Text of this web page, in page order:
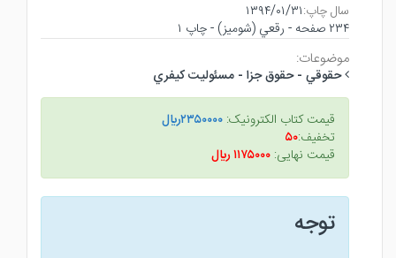
سال چاپ:۱۳۹۴/۰۱/۳۱
۲۳۴ صفحه - رقعي (شوميز) - چاپ ۱
موضوعات:
حقوقي - حقوق جزا - مسئوليت كيفري
قیمت کتاب الکترونیک: ۲۳۵۰۰۰۰ريال
تخفیف:۵۰
قیمت نهایی: ۱۱۷۵۰۰۰ ريال
توجه